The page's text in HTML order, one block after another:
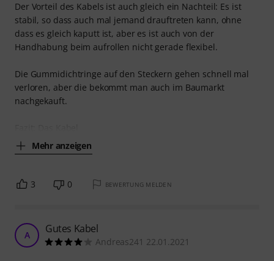
Der Vorteil des Kabels ist auch gleich ein Nachteil: Es ist
stabil, so dass auch mal jemand drauftreten kann, ohne
dass es gleich kaputt ist, aber es ist auch von der
Handhabung beim aufrollen nicht gerade flexibel.
Die Gummidichtringe auf den Steckern gehen schnell mal
verloren, aber die bekommt man auch im Baumarkt
nachgekauft.
Mehr anzeigen
3 0 BEWERTUNG MELDEN
A Gutes Kabel
Andreas241 22.01.2021